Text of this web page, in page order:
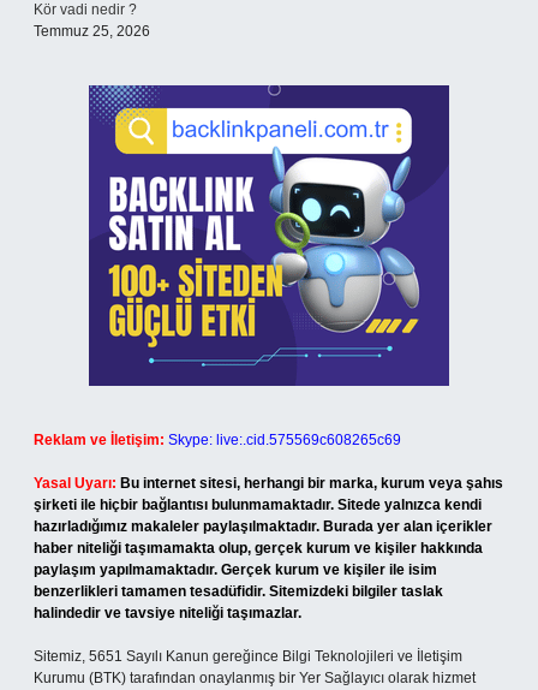
Kör vadi nedir ?
Temmuz 25, 2026
Reklam ve İletişim: Skype: live:.cid.575569c608265c69
Yasal Uyarı: Bu internet sitesi, herhangi bir marka, kurum veya şahıs
şirketi ile hiçbir bağlantısı bulunmamaktadır. Sitede yalnızca kendi
hazırladığımız makaleler paylaşılmaktadır. Burada yer alan içerikler
haber niteliği taşımamakta olup, gerçek kurum ve kişiler hakkında
paylaşım yapılmamaktadır. Gerçek kurum ve kişiler ile isim
benzerlikleri tamamen tesadüfidir. Sitemizdeki bilgiler taslak
halindedir ve tavsiye niteliği taşımazlar.
Sitemiz, 5651 Sayılı Kanun gereğince Bilgi Teknolojileri ve İletişim
Kurumu (BTK) tarafından onaylanmış bir Yer Sağlayıcı olarak hizmet